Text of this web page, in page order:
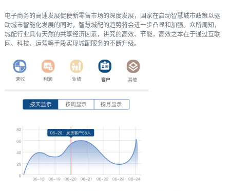
电子商务的高速发展促使新零售市场的深度发展，国家在启动智慧城市政策以驱
动城市智能化发展的同时，智慧城配的趋势将会进一步凸显和加强。众所周知，
城配行业具有天然的共享经济因素，讲究的高效、节能，高效之本在于通过互联
网、科技、运营等手段实现城配服务的不断升级。